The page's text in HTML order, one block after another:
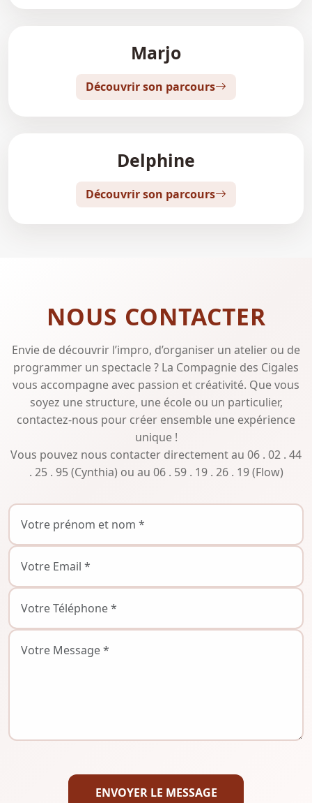
Marjo
Découvrir son parcours
Delphine
Découvrir son parcours
NOUS CONTACTER
Envie de découvrir l’impro, d’organiser un atelier ou de
programmer un spectacle ? La Compagnie des Cigales
vous accompagne avec passion et créativité. Que vous
soyez une structure, une école ou un particulier,
contactez-nous pour créer ensemble une expérience
unique !
Vous pouvez nous contacter directement au 06 . 02 . 44
. 25 . 95 (Cynthia) ou au 06 . 59 . 19 . 26 . 19 (Flow)
ENVOYER LE MESSAGE